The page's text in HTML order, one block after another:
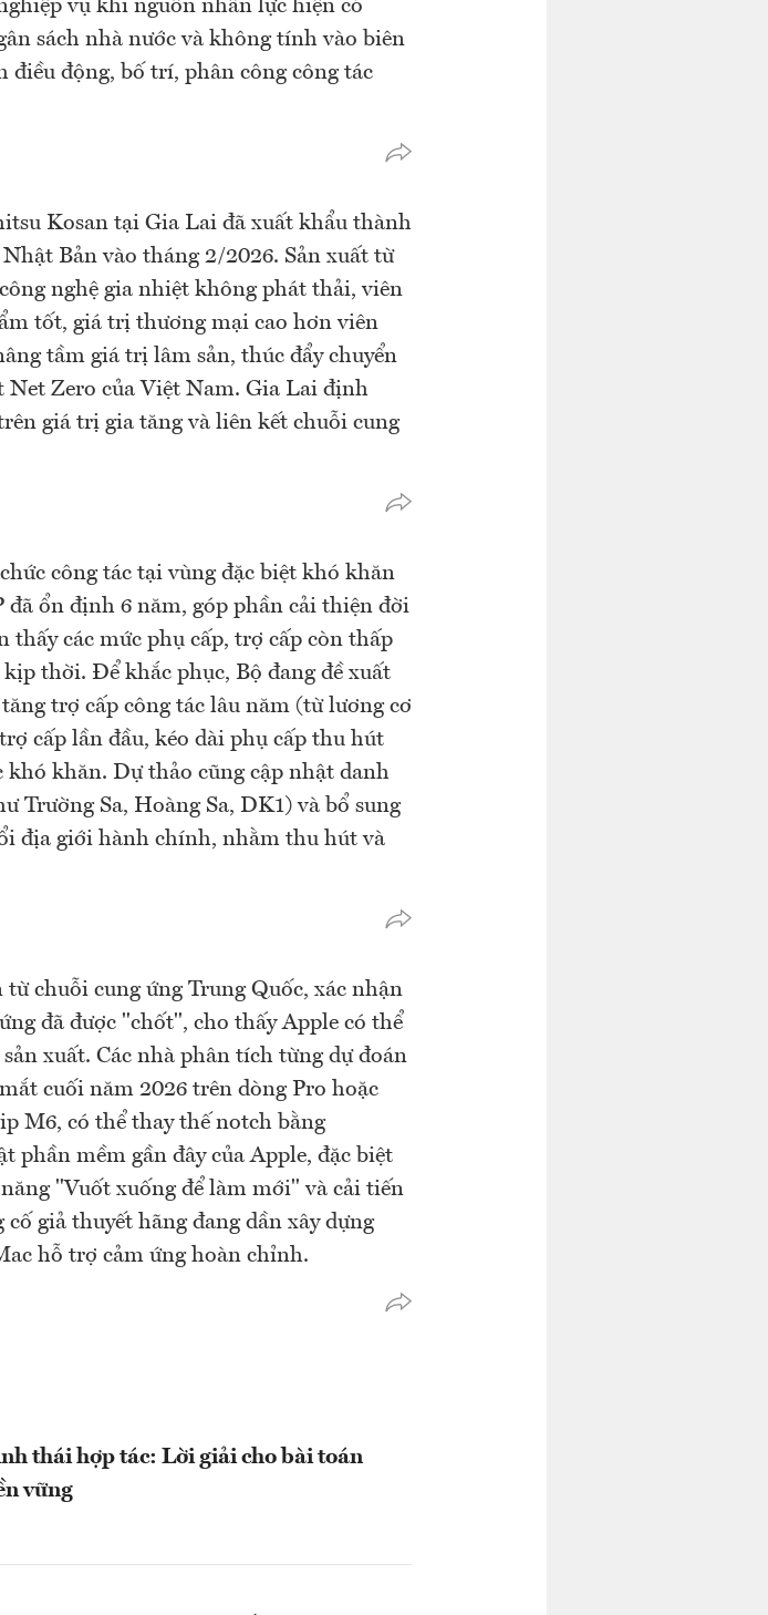
vụ khi nguồn nhân lực hiện có
sách nhà nước và không tính vào biên
điều động, bố trí, phân công công tác
Kosan tại Gia Lai đã xuất khẩu thành
Bản vào tháng 2/2026. Sản xuất từ
nghệ gia nhiệt không phát thải, viên
tốt, giá trị thương mại cao hơn viên
tầm giá trị lâm sản, thúc đẩy chuyển
Net Zero của Việt Nam. Gia Lai định
giá trị gia tăng và liên kết chuỗi cung
công tác tại vùng đặc biệt khó khăn
ổn định 6 năm, góp phần cải thiện đời
thấy các mức phụ cấp, trợ cấp còn thấp
thời. Để khắc phục, Bộ đang đề xuất
trợ cấp công tác lâu năm (từ lương cơ
cấp lần đầu, kéo dài phụ cấp thu hút
khó khăn. Dự thảo cũng cập nhật danh
Trường Sa, Hoàng Sa, DK1) và bổ sung
địa giới hành chính, nhằm thu hút và
chuỗi cung ứng Trung Quốc, xác nhận
đã được "chốt", cho thấy Apple có thể
xuất. Các nhà phân tích từng dự đoán
cuối năm 2026 trên dòng Pro hoặc
M6, có thể thay thế notch bằng
phần mềm gần đây của Apple, đặc biệt
"Vuốt xuống để làm mới" và cải tiến
giả thuyết hãng đang dần xây dựng
hỗ trợ cảm ứng hoàn chỉnh.
thái hợp tác: Lời giải cho bài toán
vững